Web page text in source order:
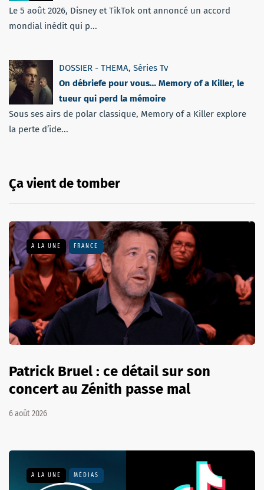
Le 5 août 2026, Disney et TikTok ont annoncé un accord
mondial inédit qui p...
DOSSIER - THEMA, Séries Tv
On débriefe pour vous… Memory of a Killer, le
tueur qui perd la mémoire
Sous ses airs de polar classique, Memory of a Killer explore
la perte d’ide...
Ça vient de tomber
A LA UNE FRANCE
Patrick Bruel : ce détail sur son
concert au Zénith passe mal
6 août 2026
A LA UNE MÉDIAS